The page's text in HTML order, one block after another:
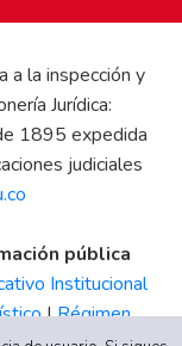
a la inspección y
Jurídica:
1895 expedida
judiciales
pública
Institucional
|Régimen